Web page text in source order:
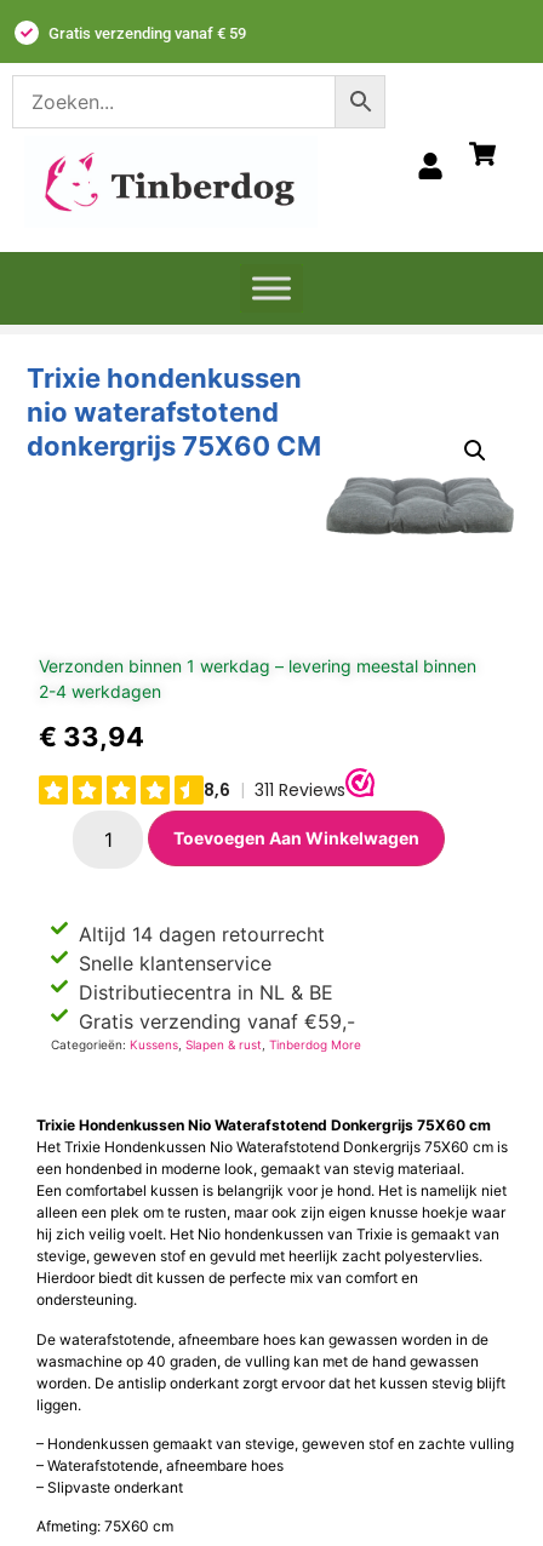
Gratis verzending vanaf € 59
Trixie hondenkussen
nio waterafstotend
donkergrijs 75X60 CM
Verzonden binnen 1 werkdag – levering meestal binnen
2-4 werkdagen
€ 33,94
Toevoegen Aan Winkelwagen
Altijd 14 dagen retourrecht
Snelle klantenservice
Distributiecentra in NL & BE
Gratis verzending vanaf €59,-
Categorieën:Kussens ,Slapen & rust ,Tinberdog More
Trixie Hondenkussen Nio Waterafstotend Donkergrijs 75X60 cm
Het Trixie Hondenkussen Nio Waterafstotend Donkergrijs 75X60 cm is
een hondenbed in moderne look, gemaakt van stevig materiaal.
Een comfortabel kussen is belangrijk voor je hond. Het is namelijk niet
alleen een plek om te rusten, maar ook zijn eigen knusse hoekje waar
hij zich veilig voelt. Het Nio hondenkussen van Trixie is gemaakt van
stevige, geweven stof en gevuld met heerlijk zacht polyestervlies.
Hierdoor biedt dit kussen de perfecte mix van comfort en
ondersteuning.
De waterafstotende, afneembare hoes kan gewassen worden in de
wasmachine op 40 graden, de vulling kan met de hand gewassen
worden. De antislip onderkant zorgt ervoor dat het kussen stevig blijft
liggen.
– Hondenkussen gemaakt van stevige, geweven stof en zachte vulling
– Waterafstotende, afneembare hoes
– Slipvaste onderkant
Afmeting: 75X60 cm